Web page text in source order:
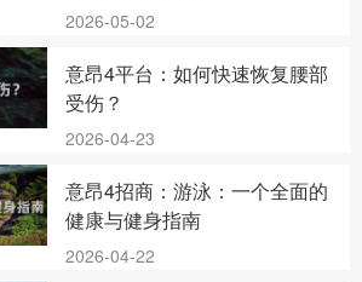
2026-05-02
意昂4平台：如何快速恢复腰部
受伤？
2026-04-23
意昂4招商：游泳：一个全面的
健康与健身指南
2026-04-22